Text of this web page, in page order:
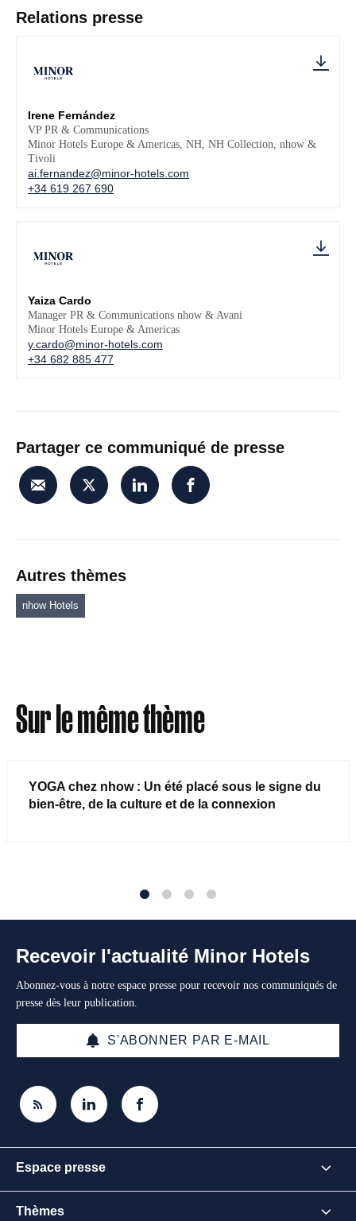
Relations presse
Irene Fernández
VP PR & Communications
Minor Hotels Europe & Americas, NH, NH Collection, nhow &
Tivoli
ai.fernandez@minor-hotels.com
+34 619 267 690
Yaiza Cardo
Manager PR & Communications nhow & Avani
Minor Hotels Europe & Americas
y.cardo@minor-hotels.com
+34 682 885 477
Partager ce communiqué de presse
Autres thèmes
nhow Hotels
Sur le même thème
YOGA chez nhow : Un été placé sous le signe du
bien-être, de la culture et de la connexion
Recevoir l'actualité Minor Hotels
Abonnez-vous à notre espace presse pour recevoir nos communiqués de
presse dès leur publication.
S'ABONNER PAR E-MAIL
Espace presse
Thèmes